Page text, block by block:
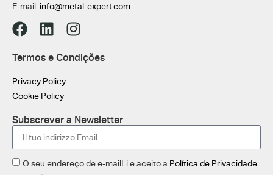
E-mail: info@metal-expert.com
Termos e Condições
Privacy Policy
Cookie Policy
Subscrever a Newsletter
O seu endereço de e-mailLi e aceito a Política de Privacidade